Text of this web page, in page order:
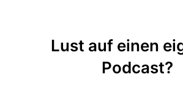
Lust auf einen
Podcast?